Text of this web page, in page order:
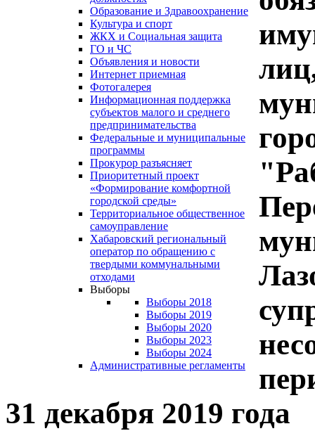
Образование и Здравоохранение
Культура и спорт
ЖКХ и Социальная защита
ГО и ЧС
Объявления и новости
Интернет приемная
Фотогалерея
Информационная поддержка
субъектов малого и среднего
предпринимательства
Федеральные и муниципальные
программы
Прокурор разъясняет
Приоритетный проект
«Формирование комфортной
городской среды»
Территориальное общественное
самоуправление
Хабаровский региональный
оператор по обращению с
твердыми коммунальными
отходами
Выборы
Выборы 2018
Выборы 2019
Выборы 2020
Выборы 2023
Выборы 2024
Административные регламенты
31 декабря 2019 года